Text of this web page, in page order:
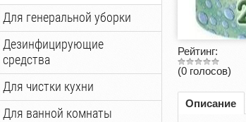
Для генеральной уборки
Дезинфицирующие
средства
Для чистки кухни
Для ванной комнаты
Рейтинг:
(0 голосов)
Описание